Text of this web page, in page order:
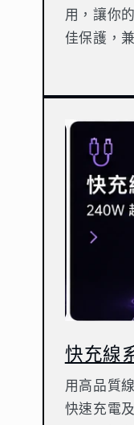
用，讓你
佳保護，
快充線
用高品質
快速充電